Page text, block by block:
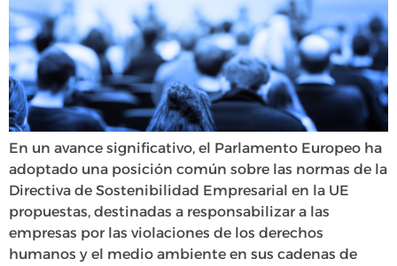
En un avance significativo, el Parlamento Europeo ha
adoptado una posición común sobre las normas de la
Directiva de Sostenibilidad Empresarial en la UE
propuestas, destinadas a responsabilizar a las
empresas por las violaciones de los derechos
humanos y el medio ambiente en sus cadenas de